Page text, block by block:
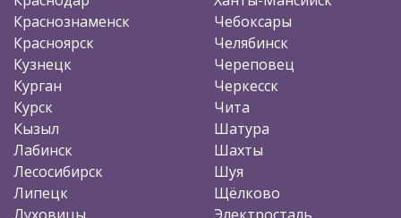
Краснознаменск
Красноярск
Кузнецк
Курган
Курск
Кызыл
Лабинск
Лесосибирск
Липецк
Луховицы
Чебоксары
Челябинск
Череповец
Черкесск
Чита
Шатура
Шахты
Шуя
Щёлково
Электросталь